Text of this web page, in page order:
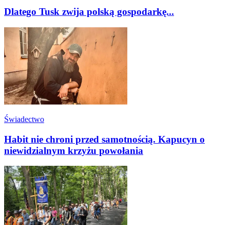
Dlatego Tusk zwija polską gospodarkę...
Świadectwo
Habit nie chroni przed samotnością. Kapucyn o
niewidzialnym krzyżu powołania